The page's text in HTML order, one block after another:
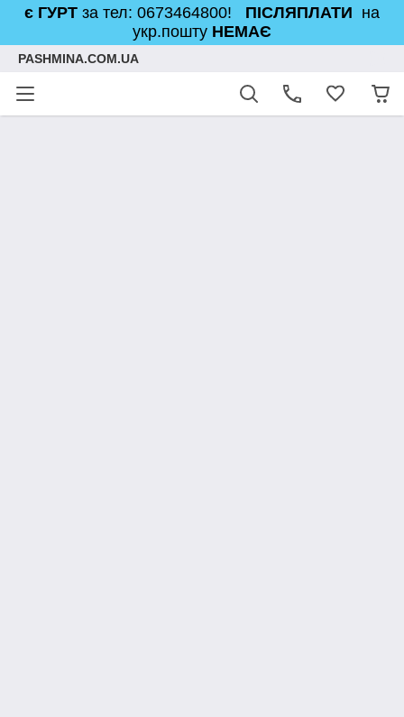
є ГУРТ за тел: 0673464800! ПІСЛЯПЛАТИ на
укр.пошту НЕМАЄ
PASHMINA.COM.UA